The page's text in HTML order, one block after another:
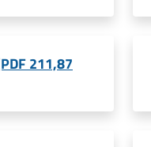
211,87